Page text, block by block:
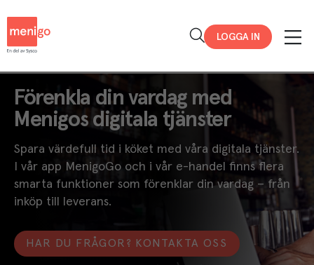
LOGGA IN
Förenkla din vardag med
Menigos digitala tjänster
Spara värdefull tid i köket med våra digitala tjänster.
I vår app MenigoGo och i vår e-handel finns flera
smarta funktioner som förenklar din vardag – från
inköp till leverans.
HAR DU FRÅGOR? KONTAKTA OSS